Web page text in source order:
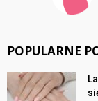
POPULARNE